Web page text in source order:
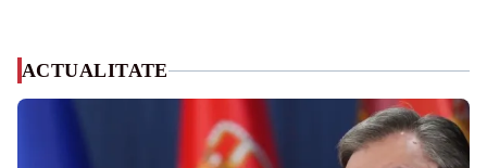
ACTUALITATE